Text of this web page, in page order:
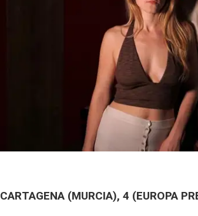
CARTAGENA (MURCIA), 4 (EUROPA